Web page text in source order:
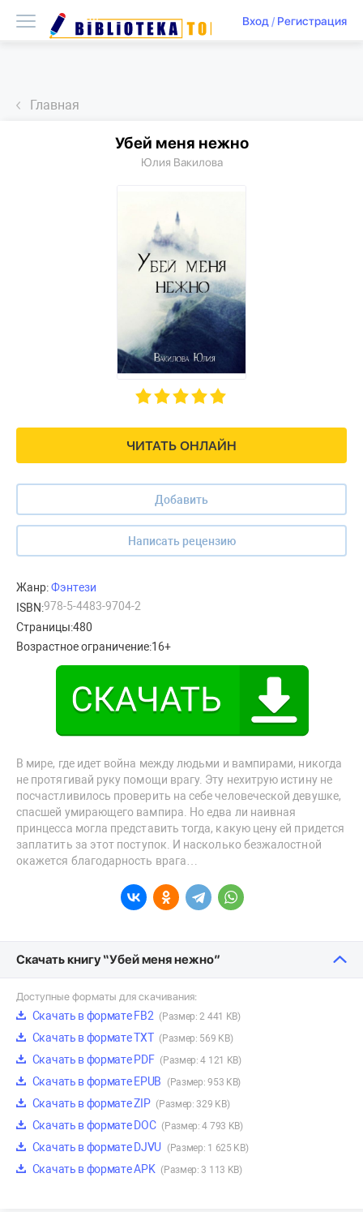
Вход/ Регистрация
Главная
ЧИТАТЬ ОНЛАЙН
Добавить
Написать рецензию
Убей меня нежно
Юлия Вакилова
Жанр:Фэнтези
ISBN:978-5-4483-9704-2
Страницы:480
Возрастное ограничение:16+
В мире, где идет война между людьми и вампирами, никогда
не протягивай руку помощи врагу. Эту нехитрую истину не
посчастливилось проверить на себе человеческой девушке,
спасшей умирающего вампира. Но едва ли наивная
принцесса могла представить тогда, какую цену ей придется
заплатить за этот поступок. И насколько безжалостной
окажется благодарность врага…
Скачать книгу “Убей меня нежно”
Доступные форматы для скачивания:
Скачать в формате FB2 (Размер: 2 441 KB)
Скачать в формате TXT (Размер: 569 KB)
Скачать в формате PDF (Размер: 4 121 KB)
Скачать в формате EPUB (Размер: 953 KB)
Скачать в формате ZIP (Размер: 329 KB)
Скачать в формате DOC (Размер: 4 793 KB)
Скачать в формате DJVU (Размер: 1 625 KB)
Скачать в формате APK (Размер: 3 113 KB)